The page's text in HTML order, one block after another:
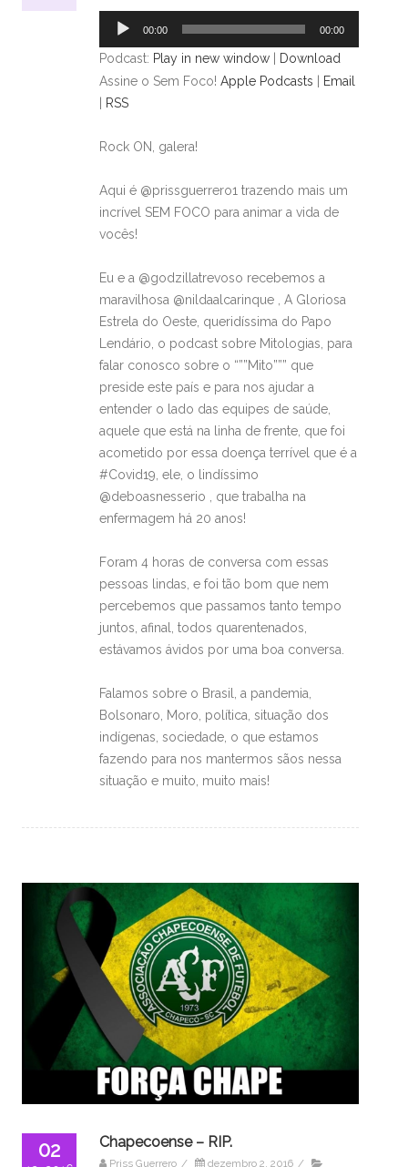
de
áudio
00:00 00:00
Podcast: Play in new window | Download
Assine o Sem Foco! Apple Podcasts | Email
| RSS
Rock ON, galera!
Aqui é @prissguerrero1 trazendo mais um
incrível SEM FOCO para animar a vida de
vocês!
Eu e a @godzillatrevoso recebemos a
maravilhosa @nildaalcarinque , A Gloriosa
Estrela do Oeste, queridíssima do Papo
Lendário, o podcast sobre Mitologias, para
falar conosco sobre o “””Mito””” que
preside este país e para nos ajudar a
entender o lado das equipes de saúde,
aquele que está na linha de frente, que foi
acometido por essa doença terrível que é a
#Covid19, ele, o lindíssimo
@deboasnesserio , que trabalha na
enfermagem há 20 anos!
Foram 4 horas de conversa com essas
pessoas lindas, e foi tão bom que nem
percebemos que passamos tanto tempo
juntos, afinal, todos quarentenados,
estávamos ávidos por uma boa conversa.
Falamos sobre o Brasil, a pandemia,
Bolsonaro, Moro, política, situação dos
indígenas, sociedade, o que estamos
fazendo para nos mantermos sãos nessa
situação e muito, muito mais!
02 Chapecoense – RIP.
Priss Guerrero / dezembro 2, 2016 /